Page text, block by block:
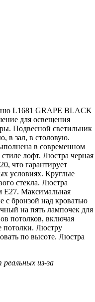
L1681 GRAPE BLACK
для освещения
Подвесной светильник
в зал, в столовую.
в современном
стиле лофт. Люстра черная
что гарантирует
условиях. Круглые
стекла. Люстра
E27. Максимальная
с бронзой над кроватью
на пять лампочек для
потолков, включая
потолки. Люстру
по высоте. Люстра
из-за